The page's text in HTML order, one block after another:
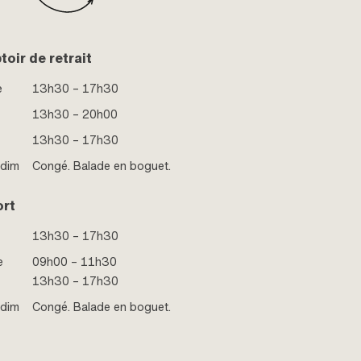
de retrait
13h30 – 17h30
13h30 – 20h00
13h30 – 17h30
Congé. Balade en boguet.
13h30 – 17h30
09h00 – 11h30
13h30 – 17h30
Congé. Balade en boguet.